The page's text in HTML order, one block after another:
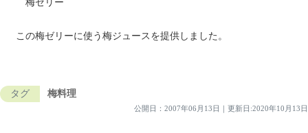
この梅ゼリーに使う梅ジュースを提供しました。
タグ 梅料理
公開日： 2007年06月13日 ｜ 更新日:2020年10月13日